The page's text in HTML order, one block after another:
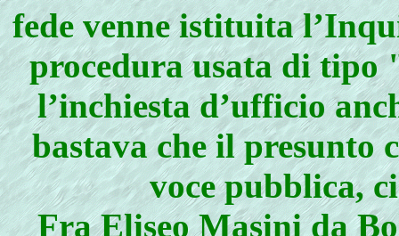
fede venne istituita
procedura usata di
l’inchiesta d’ufficio
bastava che il presunto
voce pubblica,
FraEliseo Masini da